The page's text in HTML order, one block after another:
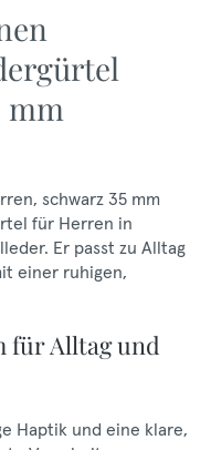
mm
schwarz 35 mm
für Herren in
Er passt zu Alltag
einer ruhigen,
für Alltag und
Haptik und eine klare,